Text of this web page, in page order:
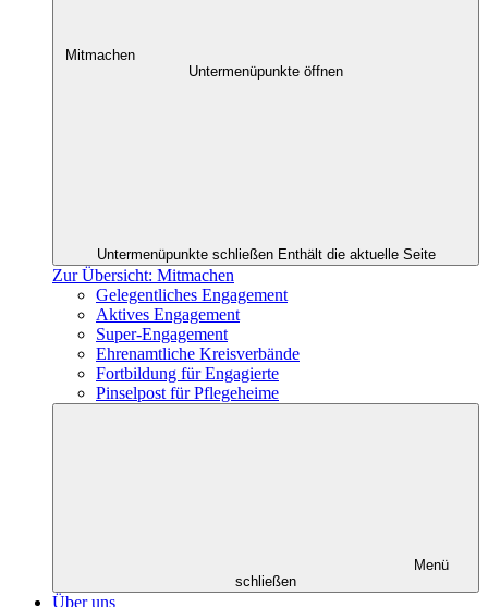
Mitmachen
Untermenüpunkte öffnen
Untermenüpunkte schließen Enthält die aktuelle Seite
Zur Übersicht: Mitmachen
Gelegentliches Engagement
Aktives Engagement
Super-Engagement
Ehrenamtliche Kreisverbände
Fortbildung für Engagierte
Pinselpost für Pflegeheime
Menü
schließen
Über uns